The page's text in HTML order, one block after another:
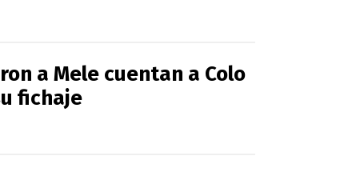
a Mele cuentan a Colo
fichaje